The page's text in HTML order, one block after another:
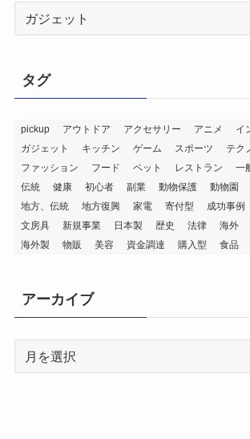
別
功
事
例
集
タグ
pickup アウトドア アクセサリー アニメ
イ
ガジェット
キッチン ゲーム スポーツ
テク
ファッション
フード ペット レストラン 一
伝統
健康 初心者 副業 動物保護 動物園
地方、伝統
地方復興 家電 寄付型 成功事例
文房具
新規事業 日本製 歴史 法律 海外
海外製
物販 美容 資金調達 購入型 食品
アーカイブ